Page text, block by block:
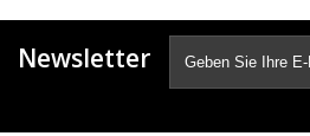
Newsletter